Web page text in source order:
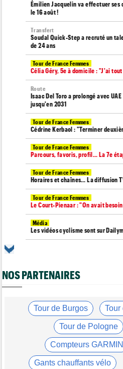
Émilien Jacquelin va effectuer ses
le 16 août !
Transfert
Soudal Quick-Step a recruté un
de 24 ans
Tour de France Femmes
Célia Géry, 5e à domicile : "J'ai
Route
Isaac Del Toro a prolongé avec
jusqu'en 2031
Tour de France Femmes
Cédrine Kerbaol : "Terminer
Tour de France Femmes
Parcours, favoris, profil… La 7e
Tour de France Femmes
Horaires et chaînes… La diffusion
Tour de France Femmes
Le Court-Pienaar : "On avait
Média
Les vidéos cyclisme sont sur
Transfert
Le Mercato vélo est ouvert... les
L'une des plus anciennes équipes
2027
Tour de Pologne
Diffusion TV... quelle heure et
Tour de Burgos
Felix Gall : "L'objectif ? Conserver
NOS PARTENAIRES
Tour de Burgos Tour
Tour de Pologne
Compteurs GARMIN
Gants chauffants vélo